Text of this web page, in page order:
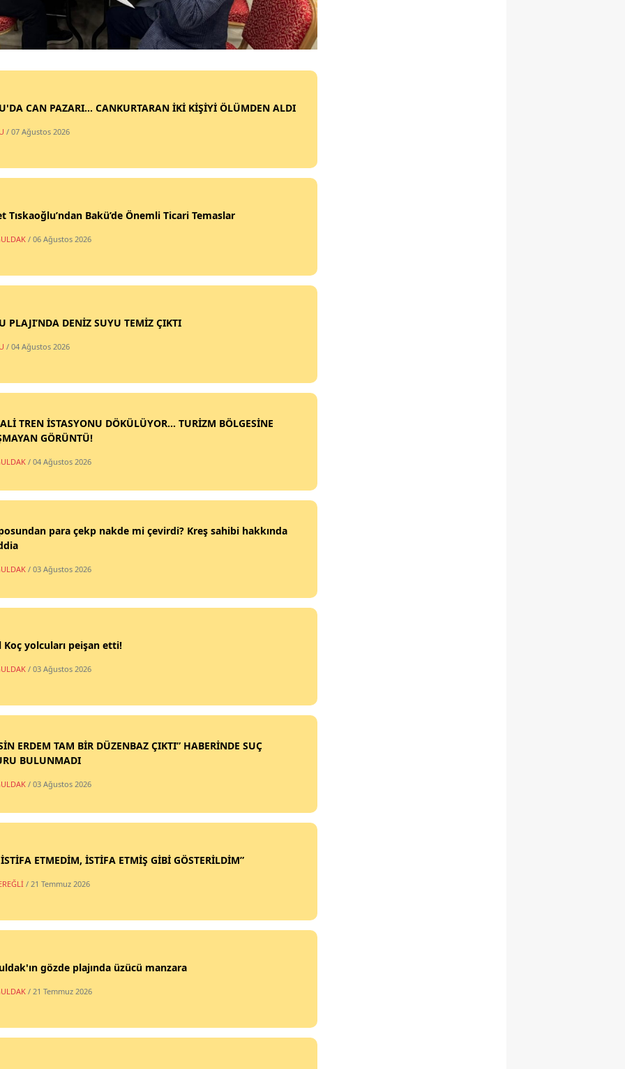
CAN PAZARI... CANKURTARAN İKİ KİŞİYİ ÖLÜMDEN ALDI
/ 07 Ağustos 2026
Tıskaoğlu’ndan Bakü’de Önemli Ticari Temaslar
/ 06 Ağustos 2026
PLAJI’NDA DENİZ SUYU TEMİZ ÇIKTI
/ 04 Ağustos 2026
TREN İSTASYONU DÖKÜLÜYOR... TURİZM BÖLGESİNE
GÖRÜNTÜ!
/ 04 Ağustos 2026
para çekp nakde mi çevirdi? Kreş sahibi hakkında
/ 03 Ağustos 2026
Koç yolcuları peişan etti!
/ 03 Ağustos 2026
ERDEM TAM BİR DÜZENBAZ ÇIKTI” HABERİNDE SUÇ
BULUNMADI
/ 03 Ağustos 2026
ETMEDİM, İSTİFA ETMİŞ GİBİ GÖSTERİLDİM”
/ 21 Temmuz 2026
gözde plajında üzücü manzara
/ 21 Temmuz 2026